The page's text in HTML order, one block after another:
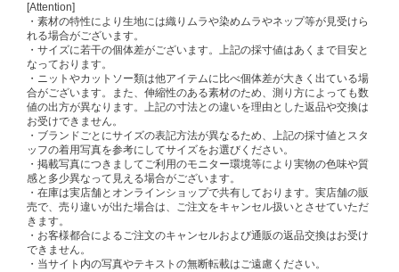
[Attention]
・素材の特性により生地には織りムラや染めムラやネップ等が見受けら
れる場合がございます。
・サイズに若干の個体差がございます。上記の採寸値はあくまで目安と
なっております。
・ニットやカットソー類は他アイテムに比べ個体差が大きく出ている場
合がございます。また、伸縮性のある素材のため、測り方によっても数
値の出方が異なります。上記の寸法との違いを理由とした返品や交換は
お受けできません。
・ブランドごとにサイズの表記方法が異なるため、上記の採寸値とスタ
ッフの着用写真を参考にしてサイズをお選びください。
・掲載写真につきましてご利用のモニター環境等により実物の色味や質
感と多少異なって見える場合がございます。
・在庫は実店舗とオンラインショップで共有しております。実店舗の販
売で、売り違いが出た場合は、ご注文をキャンセル扱いとさせていただ
きます。
・お客様都合によるご注文のキャンセルおよび通販の返品交換はお受け
できません。
・当サイト内の写真やテキストの無断転載はご遠慮ください。